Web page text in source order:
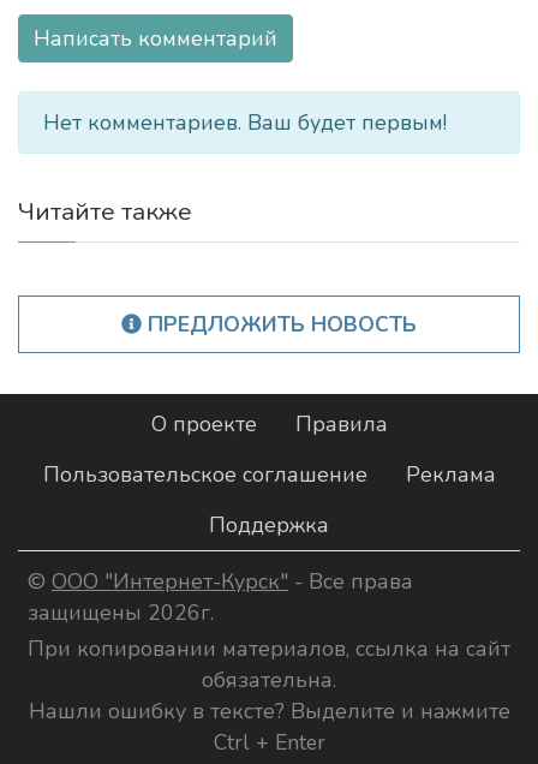
Написать комментарий
Нет комментариев. Ваш будет первым!
Читайте также
ПРЕДЛОЖИТЬ НОВОСТЬ
О проекте
Правила
Пользовательское соглашение
Реклама
Поддержка
© ООО "Интернет-Курск" - Все права
защищены 2026г.
При копировании материалов, ссылка на сайт
обязательна.
Нашли ошибку в тексте? Выделите и нажмите
Ctrl + Enter